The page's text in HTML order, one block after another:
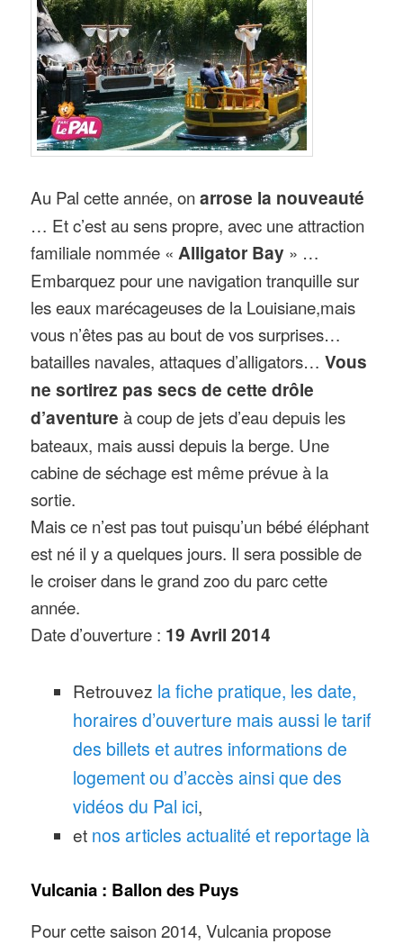
Au Pal cette année, onarrose la nouveauté
… Et c’est au sens propre, avec une attraction
familiale nommée « Alligator Bay » …
Embarquez pour une navigation tranquille sur
les eaux marécageuses de la Louisiane,mais
vous n’êtes pas au bout de vos surprises…
batailles navales, attaques d’alligators…Vous
ne sortirez pas secs de cette drôle
d’aventure à coup de jets d’eau depuis les
bateaux, mais aussi depuis la berge. Une
cabine de séchage est même prévue à la
sortie.
Mais ce n’est pas tout puisqu’un bébé éléphant
est né il y a quelques jours. Il sera possible de
le croiser dans le grand zoo du parc cette
année.
Date d’ouverture : 19 Avril 2014
Retrouvez la fiche pratique, les date,
horaires d’ouverture mais aussi le tarif
des billets et autres informations de
logement ou d’accès ainsi que des
vidéos du Pal ici,
et nos articles actualité et reportage là
Vulcania : Ballon des Puys
Pour cette saison 2014, Vulcania propose